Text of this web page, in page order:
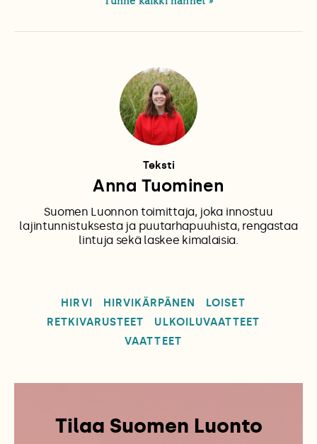
Teksti
Anna Tuominen
Suomen Luonnon toimittaja, joka innostuu
lajintunnistuksesta ja puutarhapuuhista, rengastaa
lintuja sekä laskee kimalaisia.
HIRVI HIRVIKÄRPÄNEN
LOISET
RETKIVARUSTEET
ULKOILUVAATTEET
VAATTEET
Tilaa Suomen Luonto